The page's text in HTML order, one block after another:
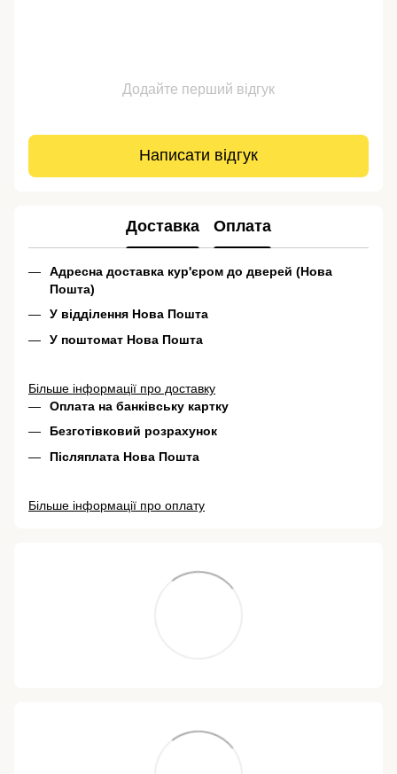
Додайте перший відгук
Написати відгук
Доставка Оплата
Адресна доставка кур'єром до дверей (Нова
Пошта)
У відділення Нова Пошта
У поштомат Нова Пошта
Більше інформації про доставку
Оплата на банківську картку
Безготівковий розрахунок
Післяплата Нова Пошта
Більше інформації про оплату